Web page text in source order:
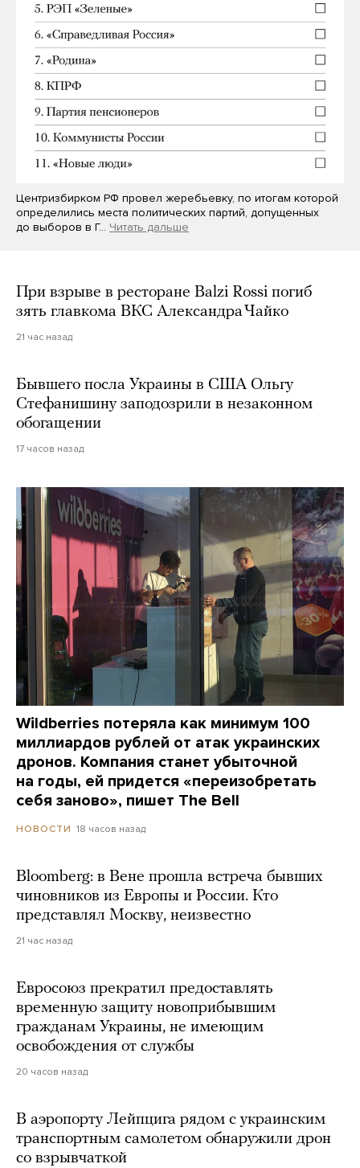
Центризбирком РФ провел жеребьевку, по итогам которой
определились места политических партий, допущенных
до выборов в Г… Читать дальше
При взрыве в ресторане Balzi Rossi погиб
зять главкома ВКС Александра Чайко
21 час назад
Бывшего посла Украины в США Ольгу
Стефанишину заподозрили в незаконном
обогащении
17 часов назад
Wildberries потеряла как минимум 100
миллиардов рублей от атак украинских
дронов. Компания станет убыточной
на годы, ей придется «переизобретать
себя заново», пишет The Bell
НОВОСТИ 18 часов назад
Bloomberg: в Вене прошла встреча бывших
чиновников из Европы и России. Кто
представлял Москву, неизвестно
21 час назад
Евросоюз прекратил предоставлять
временную защиту новоприбывшим
гражданам Украины, не имеющим
освобождения от службы
20 часов назад
В аэропорту Лейпцига рядом с украинским
транспортным самолетом обнаружили дрон
со взрывчаткой